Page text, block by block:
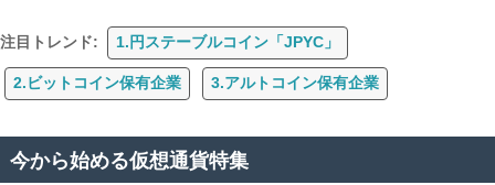
注目トレンド: 1.円ステーブルコイン「JPYC」
2.ビットコイン保有企業 3.アルトコイン保有企業
今から始める仮想通貨特集